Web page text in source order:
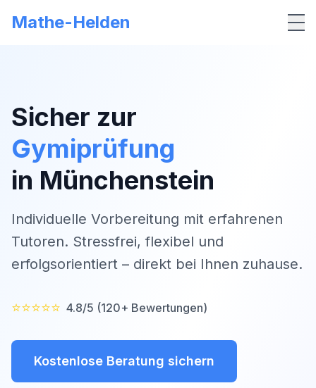
Mathe-Helden
Sicher zur
Gymiprüfung
in Münchenstein
Individuelle Vorbereitung mit erfahrenen
Tutoren. Stressfrei, flexibel und
erfolgsorientiert – direkt bei Ihnen zuhause.
⭐⭐⭐⭐⭐ 4.8/5 (120+ Bewertungen)
Kostenlose Beratung sichern